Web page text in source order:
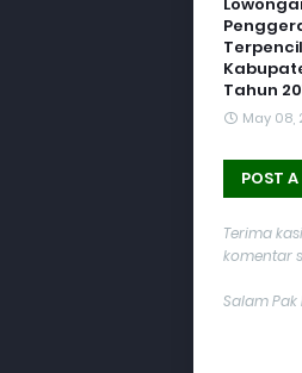
Tahun
May 08,
POST
Terima
komentar
Salam